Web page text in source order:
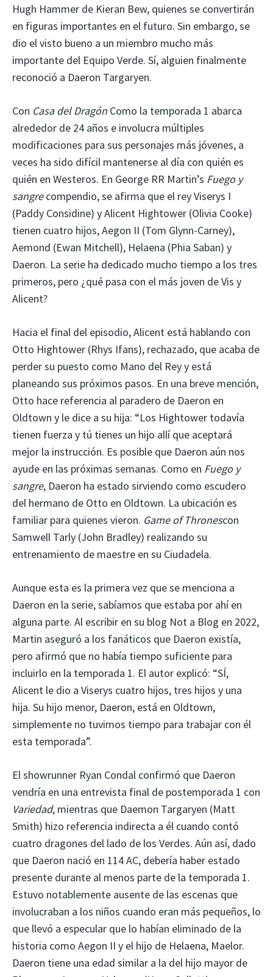
Hugh Hammer de Kieran Bew, quienes se convertirán
en figuras importantes en el futuro. Sin embargo, se
dio el visto bueno a un miembro mucho más
importante del Equipo Verde. Sí, alguien finalmente
reconoció a Daeron Targaryen.
Con Casa del Dragón Como la temporada 1 abarca
alrededor de 24 años e involucra múltiples
modificaciones para sus personajes más jóvenes, a
veces ha sido difícil mantenerse al día con quién es
quién en Westeros. En George RR Martin’s Fuego y
sangrecompendio, se afirma que el rey Viserys I
(Paddy Considine) y Alicent Hightower (Olivia Cooke)
tienen cuatro hijos, Aegon II (Tom Glynn-Carney),
Aemond (Ewan Mitchell), Helaena (Phia Saban) y
Daeron. La serie ha dedicado mucho tiempo a los tres
primeros, pero ¿qué pasa con el más joven de Vis y
Alicent?
Hacia el final del episodio, Alicent está hablando con
Otto Hightower (Rhys Ifans), rechazado, que acaba de
perder su puesto como Mano del Rey y está
planeando sus próximos pasos. En una breve mención,
Otto hace referencia al paradero de Daeron en
Oldtown y le dice a su hija: “Los Hightower todavía
tienen fuerza y ​​tú tienes un hijo allí que aceptará
mejor la instrucción. Es posible que Daeron aún nos
ayude en las próximas semanas. Como en Fuego y
sangre, Daeron ha estado sirviendo como escudero
del hermano de Otto en Oldtown. La ubicación es
familiar para quienes vieron. Game of Thronescon
Samwell Tarly (John Bradley) realizando su
entrenamiento de maestre en su Ciudadela.
Aunque esta es la primera vez que se menciona a
Daeron en la serie, sabíamos que estaba por ahí en
alguna parte. Al escribir en su blog Not a Blog en 2022,
Martin aseguró a los fanáticos que Daeron existía,
pero afirmó que no había tiempo suficiente para
incluirlo en la temporada 1. El autor explicó: “SÍ,
Alicent le dio a Viserys cuatro hijos, tres hijos y una
hija. Su hijo menor, Daeron, está en Oldtown,
simplemente no tuvimos tiempo para trabajar con él
esta temporada”.
El showrunner Ryan Condal confirmó que Daeron
vendría en una entrevista final de postemporada 1 con
Variedad, mientras que Daemon Targaryen (Matt
Smith) hizo referencia indirecta a él cuando contó
cuatro dragones del lado de los Verdes. Aún así, dado
que Daeron nació en 114 AC, debería haber estado
presente durante al menos parte de la temporada 1.
Estuvo notablemente ausente de las escenas que
involucraban a los niños cuando eran más pequeños, lo
que llevó a especular que lo habían eliminado de la
historia como Aegon II y el hijo de Helaena, Maelor.
Daeron tiene una edad similar a la del hijo mayor de